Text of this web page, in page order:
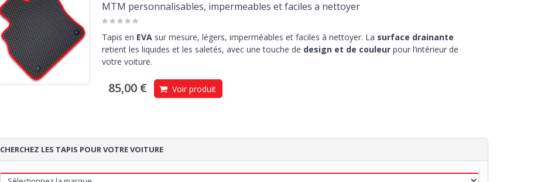
MTM personnalisables, impermeables et faciles a nettoyer
Tapis en EVAsur mesure, légers, imperméables et faciles à nettoyer. La surface drainante
retient les liquides et les saletés, avec une touche de design et de couleurpour l’intérieur de
votre voiture.
85,00 € Voir produit
CHERCHEZ LES TAPIS POUR VOTRE VOITURE